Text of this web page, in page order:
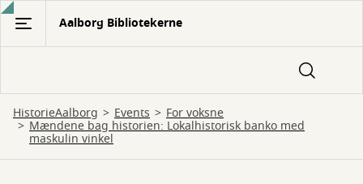
Gå
hovedindhold
Aalborg Bibliotekerne
HistorieAalborg Events For voksne
Mændene bag historien: Lokalhistorisk banko med
maskulin vinkel